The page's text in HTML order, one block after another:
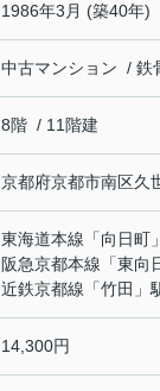
1986年3月 (築40年)
中古マンション / 鉄
8階 / 11階建
京都府京都市南区久
東海道本線 「向日町
阪急京都本線 「東向
近鉄京都線 「竹田 」
14,300円